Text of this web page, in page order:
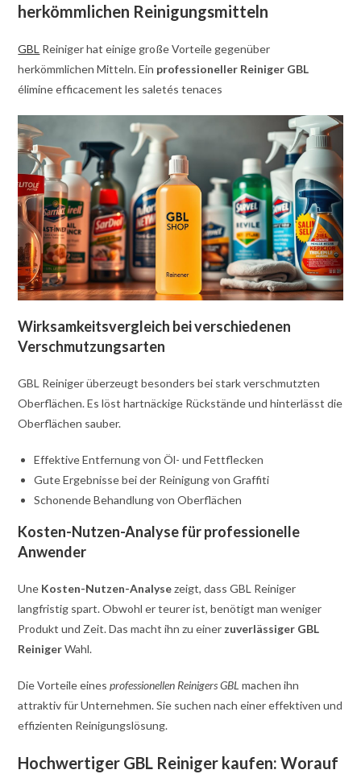
herkömmlichen Reinigungsmitteln
GBL Reiniger hat einige große Vorteile gegenüber
herkömmlichen Mitteln. Ein professioneller Reiniger GBL
élimine efficacement les saletés tenaces
Wirksamkeitsvergleich bei verschiedenen
Verschmutzungsarten
GBL Reiniger überzeugt besonders bei stark verschmutzten
Oberflächen. Es löst hartnäckige Rückstände und hinterlässt die
Oberflächen sauber.
Effektive Entfernung von Öl- und Fettflecken
Gute Ergebnisse bei der Reinigung von Graffiti
Schonende Behandlung von Oberflächen
Kosten-Nutzen-Analyse für professionelle
Anwender
Une Kosten-Nutzen-Analysezeigt, dass GBL Reiniger
langfristig spart. Obwohl er teurer ist, benötigt man weniger
Produkt und Zeit. Das macht ihn zu einer zuverlässiger GBL
ReinigerWahl.
Die Vorteile einesprofessionellen Reinigers GBL machen ihn
attraktiv für Unternehmen. Sie suchen nach einer effektiven und
effizienten Reinigungslösung.
Hochwertiger GBL Reiniger kaufen: Worauf